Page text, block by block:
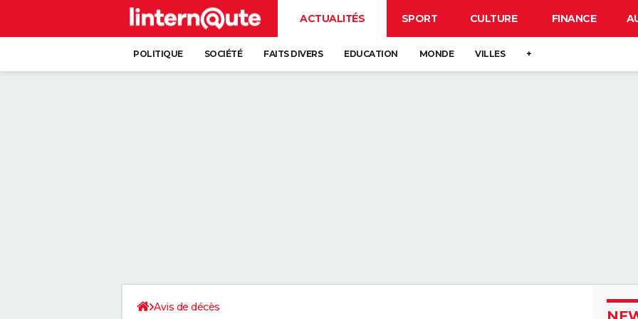
ACTUALITÉS SPORT CULTURE FINANCE
POLITIQUE SOCIÉTÉ FAITS DIVERS EDUCATION MONDE VILLES +
Avis de décès